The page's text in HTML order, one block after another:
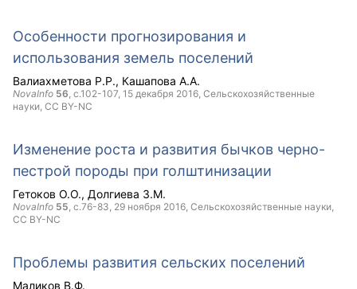
Особенности прогнозирования и
использования земель поселений
Валиахметова Р.Р. Кашапова А.А.
NovaInfo 56, с.102-107, 15 декабря 2016, Сельскохозяйственные
науки, CC BY-NC
Изменение роста и развития бычков черно-
пестрой породы при голштинизации
Гетоков О.О. Долгиева З.М.
NovaInfo 55, с.76-83, 29 ноября 2016, Сельскохозяйственные науки,
CC BY-NC
Проблемы развития сельских поселений
Маликов В.Ф.